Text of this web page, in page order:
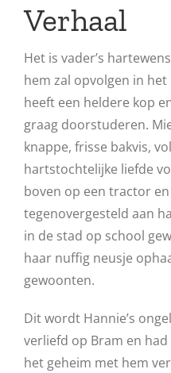
Verhaal
Het is vader’s
hem zal opvolgen in
heeft een heldere kop
graag doorstuderen.
knappe, frisse bakvis,
hartstochtelijke liefde
boven op een tractor
tegenovergesteld aan
in de stad op school
haar nuffig neusje
gewoonten.
Dit wordt Hannie’s
verliefd op Bram en
het geheim met hem